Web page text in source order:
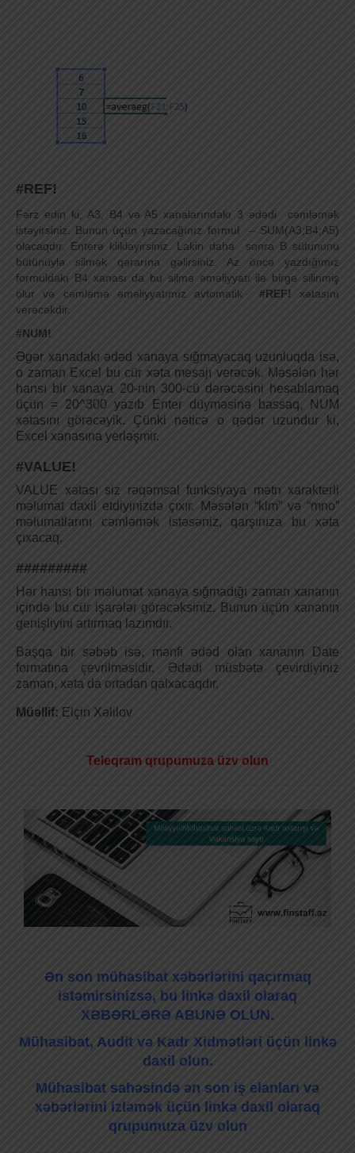
#REF!
Fərz edin ki, A3, B4 və A5 xanalarındakı 3 ədədi cəmləmək
istəyirsiniz. Bunun üçün yazacağınız formul – SUM(A3;B4;A5)
olacaqdır. Enterə klikləyirsiniz. Lakin daha sonra B sütununu
bütünüylə silmək qərarına gəlirsiniz. Az öncə yazdığımız
formuldakı B4 xanası da bu silmə əməliyyatı ilə birgə silinmiş
olur və cəmləmə əməliyyatımız avtomatik #REF!xətasını
verəcəkdir.
#NUM!
Əgər xanadakı ədəd xanaya sığmayacaq uzunluqda isə,
o zaman Excel bu cür xəta mesajı verəcək. Məsələn hər
hansı bir xanaya 20-nin 300-cü dərəcəsini hesablamaq
üçün = 20^300 yazıb Enter düyməsinə bassaq, NUM
xətasını görəcəyik. Çünki nəticə o qədər uzundur ki,
Excel xanasına yerləşmir.
#VALUE!
VALUE xətası siz rəqəmsal funksiyaya mətn xarakterli
məlumat daxil etdiyinizdə çıxır. Məsələn “klm” və “mno”
məlumatlarını cəmləmək istəsəniz, qarşınıza bu xəta
çıxacaq.
#########
Hər hansı bir məlumat xanaya sığmadığı zaman xananın
içində bu cür işarələr görəcəksiniz. Bunun üçün xananın
genişliyini artırmaq lazımdır.
Başqa bir səbəb isə, mənfi ədəd olan xananın Date
formatına çevrilməsidir. Ədədi müsbətə çevirdiyiniz
zaman, xəta da ortadan qalxacaqdır.
Müəllif: Elçin Xəlilov
Teleqram qrupumuza üzv olun
Ən son mühasibat xəbərlərini qaçırmaq
istəmirsinizsə, bu linkə daxil olaraq
XƏBƏRLƏRƏ ABUNƏ OLUN.
Mühasibat, Audit və Kadr Xidmətləri üçün linkə
daxil olun.
Mühasibat sahəsində ən son iş elanları və
xəbərlərini izləmək üçün linkə daxil olaraq
qrupumuza üzv olun